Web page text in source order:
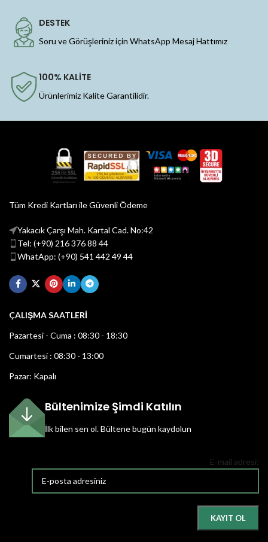
DESTEK
Soru ve Görüşleriniz için WhatsApp Mesaj Hattımız
100% KALİTE
Ürünlerimiz Kalite Garantilidir.
Tüm Kredi Kartları ile Güvenli Ödeme
Yakacık Çarşı Mah. Kartal Cad. No:42
Tel: (+90) 216 376 88 44
WhatApp: (+90) 541 442 49 44
ÇALIŞMA SAATLERİ
Pazartesi - Cuma : 08:30 - 18:30
Cumartesi : 08:30 - 13:00
Pazar: Kapalı
Bültenimize Şimdi Katılın
İlk bilen sen ol.Bültene bugün kaydolun
E-mail adresi: